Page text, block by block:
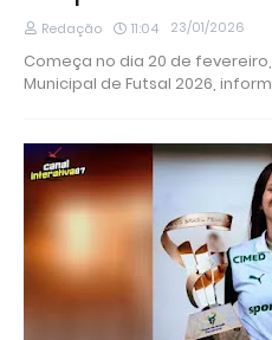
Redação 11:04 23/01/2026
Começa no dia 20 de
Municipal de Futsal 2026,